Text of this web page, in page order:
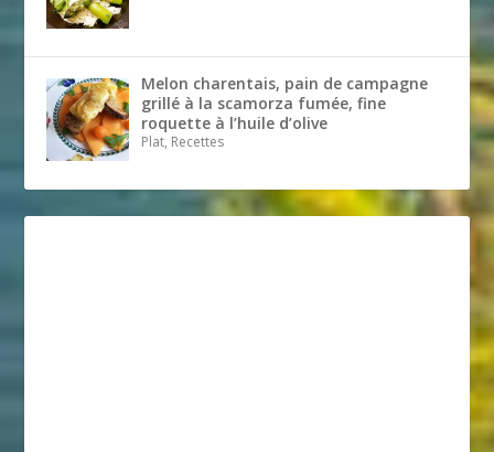
Melon charentais, pain de campagne
grillé à la scamorza fumée, fine
roquette à l’huile d’olive
Plat, Recettes